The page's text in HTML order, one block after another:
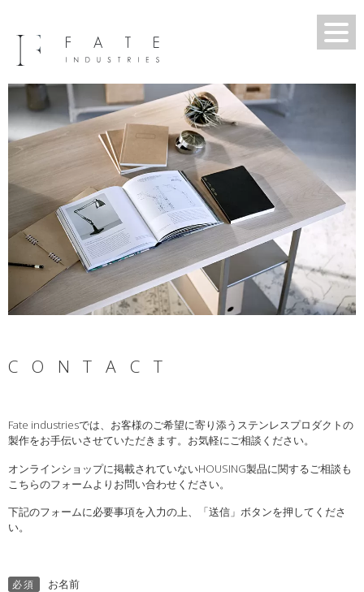
CONTACT
Fate industriesでは、お客様のご希望に寄り添うステンレスプロダクトの
製作をお手伝いさせていただきます。お気軽にご相談ください。
オンラインショップに掲載されていないHOUSING製品に関するご相談も
こちらのフォームよりお問い合わせください。
下記のフォームに必要事項を入力の上、「送信」ボタンを押してくださ
い。
必須 お名前